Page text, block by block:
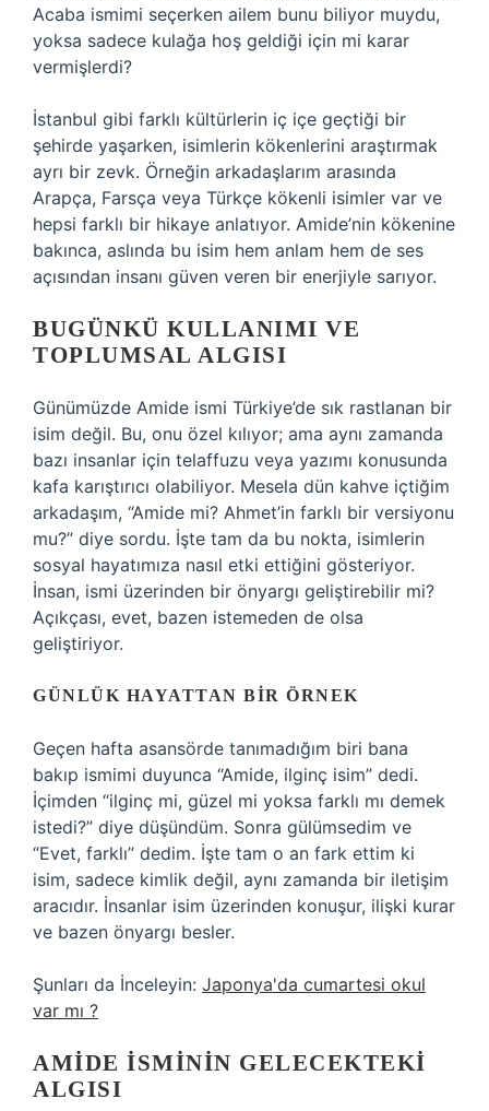
Acaba ismimi seçerken ailem bunu biliyor muydu,
yoksa sadece kulağa hoş geldiği için mi karar
vermişlerdi?
İstanbul gibi farklı kültürlerin iç içe geçtiği bir
şehirde yaşarken, isimlerin kökenlerini araştırmak
ayrı bir zevk. Örneğin arkadaşlarım arasında
Arapça, Farsça veya Türkçe kökenli isimler var ve
hepsi farklı bir hikaye anlatıyor. Amide’nin kökenine
bakınca, aslında bu isim hem anlam hem de ses
açısından insanı güven veren bir enerjiyle sarıyor.
BUGÜNKÜ KULLANIMI VE
TOPLUMSAL ALGISI
Günümüzde Amide ismi Türkiye’de sık rastlanan bir
isim değil. Bu, onu özel kılıyor; ama aynı zamanda
bazı insanlar için telaffuzu veya yazımı konusunda
kafa karıştırıcı olabiliyor. Mesela dün kahve içtiğim
arkadaşım, “Amide mi? Ahmet’in farklı bir versiyonu
mu?” diye sordu. İşte tam da bu nokta, isimlerin
sosyal hayatımıza nasıl etki ettiğini gösteriyor.
İnsan, ismi üzerinden bir önyargı geliştirebilir mi?
Açıkçası, evet, bazen istemeden de olsa
geliştiriyor.
GÜNLÜK HAYATTAN BIR ÖRNEK
Geçen hafta asansörde tanımadığım biri bana
bakıp ismimi duyunca “Amide, ilginç isim” dedi.
İçimden “ilginç mi, güzel mi yoksa farklı mı demek
istedi?” diye düşündüm. Sonra gülümsedim ve
“Evet, farklı” dedim. İşte tam o an fark ettim ki
isim, sadece kimlik değil, aynı zamanda bir iletişim
aracıdır. İnsanlar isim üzerinden konuşur, ilişki kurar
ve bazen önyargı besler.
Şunları da İnceleyin: Japonya'da cumartesi okul
var mı ?
AMIDE İSMININ GELECEKTEKI
ALGISI